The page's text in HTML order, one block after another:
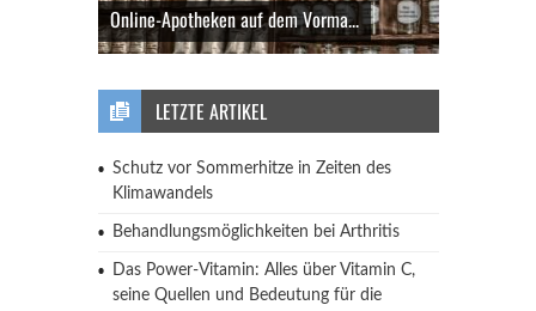
Online-Apotheken auf dem Vorma...
LETZTE ARTIKEL
Schutz vor Sommerhitze in Zeiten des
Klimawandels
Behandlungsmöglichkeiten bei Arthritis
Das Power-Vitamin: Alles über Vitamin C,
seine Quellen und Bedeutung für die